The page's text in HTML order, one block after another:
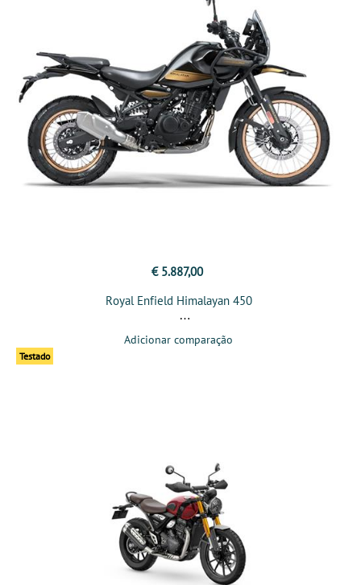
€ 5.887,00
Royal Enfield Himalayan 450
Adicionar comparação
Testado